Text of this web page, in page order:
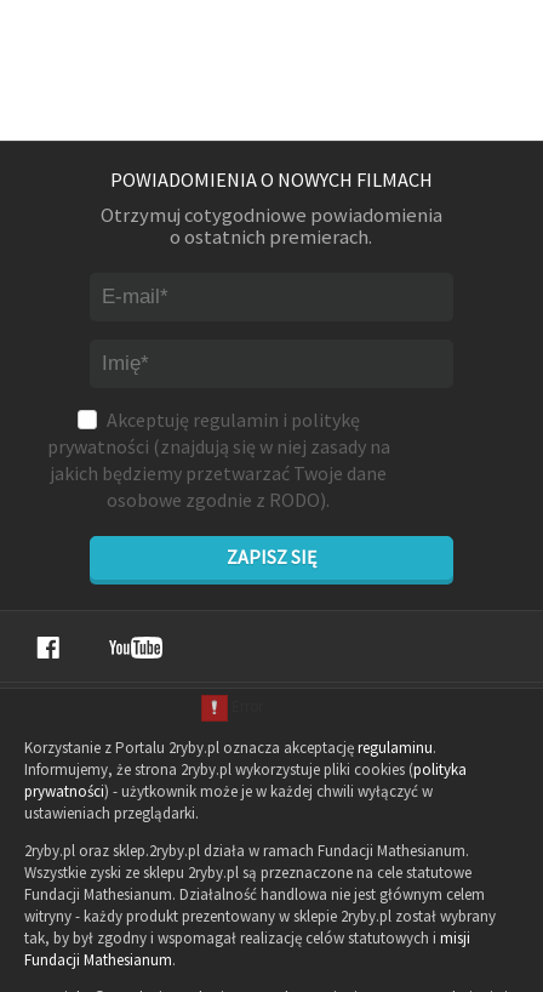
POWIADOMIENIA O NOWYCH FILMACH
Otrzymuj cotygodniowe powiadomienia
o ostatnich premierach.
Akceptuję regulamin i politykę
prywatności (znajdują się w niej zasady na
jakich będziemy przetwarzać Twoje dane
osobowe zgodnie z RODO).
ZAPISZ SIĘ
Korzystanie z Portalu 2ryby.pl oznacza akceptacjęregulaminu.
Informujemy, że strona 2ryby.pl wykorzystuje pliki cookies (polityka
prywatności) - użytkownik może je w każdej chwili wyłączyć w
ustawieniach przeglądarki.
2ryby.pl oraz sklep.2ryby.pl działa w ramach Fundacji Mathesianum.
Wszystkie zyski ze sklepu 2ryby.pl są przeznaczone na cele statutowe
Fundacji Mathesianum. Działalność handlowa nie jest głównym celem
witryny - każdy produkt prezentowany w sklepie 2ryby.pl został wybrany
tak, by był zgodny i wspomagał realizację celów statutowych i misji
Fundacji Mathesianum.